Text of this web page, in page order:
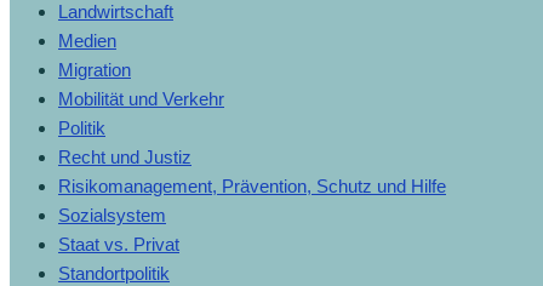
Landwirtschaft
Medien
Migration
Mobilität und Verkehr
Politik
Recht und Justiz
Risikomanagement, Prävention, Schutz und Hilfe
Sozialsystem
Staat vs. Privat
Standortpolitik